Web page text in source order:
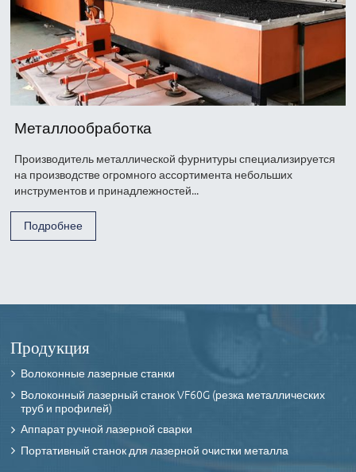
Металлообработка
Производитель металлической фурнитуры специализируется
на производстве огромного ассортимента небольших
инструментов и принадлежностей...
Подробнее
Продукция
Волоконные лазерные станки
Волоконный лазерный станок VF60G (резка металлических
труб и профилей)
Аппарат ручной лазерной сварки
Портативный станок для лазерной очистки металла